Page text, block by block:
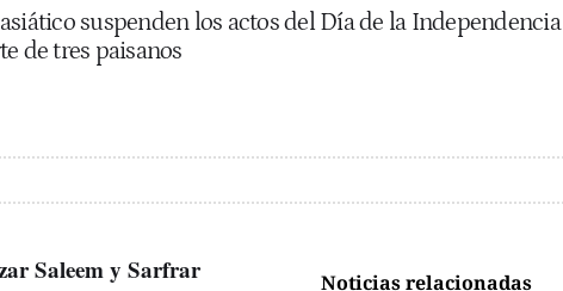
suspenden los actos del Día de la Independencia
de tres paisanos
Noticias relacionadas
Saleem y Sarfrar